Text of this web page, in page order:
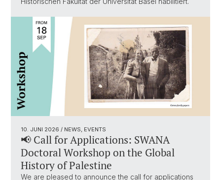
10. JUNI 2026 / NEWS, EVENTS
📢 Call for Applications: SWANA
Doctoral Workshop on the Global
History of Palestine
We are pleased to announce the call for applications